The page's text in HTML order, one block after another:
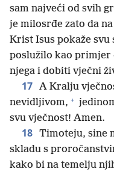
sam najveći od svih
je milosrđe zato da
Krist Isus pokaže
poslužilo kao primjer
njega i dobiti vječni
17 A Kralju
nevidljivom, +
svu vječnost! Amen.
18 Timoteju, sine
skladu s
kako bi na temelju